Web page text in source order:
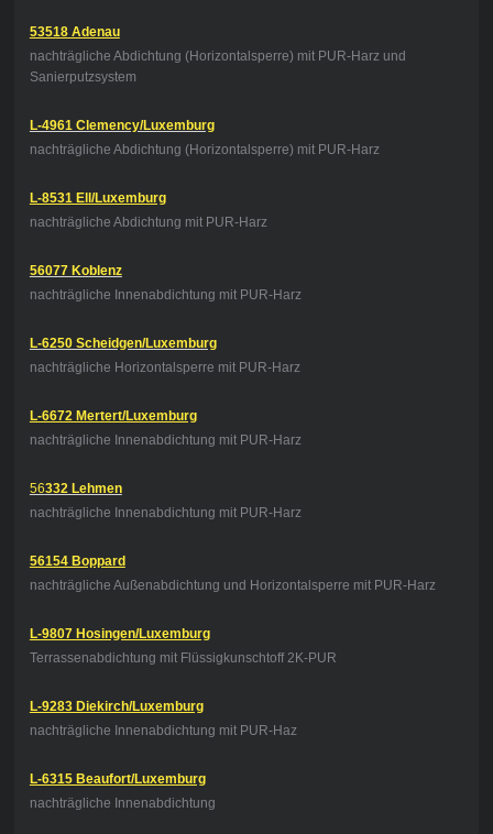
53518 Adenau
nachträgliche Abdichtung (Horizontalsperre) mit PUR-Harz und
Sanierputzsystem
L-4961 Clemency/Luxemburg
nachträgliche Abdichtung (Horizontalsperre) mit PUR-Harz
L-8531 Ell/Luxemburg
nachträgliche Abdichtung mit PUR-Harz
56077 Koblenz
nachträgliche Innenabdichtung mit PUR-Harz
L-6250 Scheidgen/Luxemburg
nachträgliche Horizontalsperre mit PUR-Harz
L-6672 Mertert/Luxemburg
nachträgliche Innenabdichtung mit PUR-Harz
56332 Lehmen
nachträgliche Innenabdichtung mit PUR-Harz
56154 Boppard
nachträgliche Außenabdichtung und Horizontalsperre mit PUR-Harz
L-9807 Hosingen/Luxemburg
Terrassenabdichtung mit Flüssigkunschtoff 2K-PUR
L-9283 Diekirch/Luxemburg
nachträgliche Innenabdichtung mit PUR-Haz
L-6315 Beaufort/Luxemburg
nachträgliche Innenabdichtung